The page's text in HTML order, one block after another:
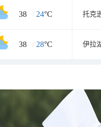
38 / 24°C 托克
38 / 28°C 伊拉